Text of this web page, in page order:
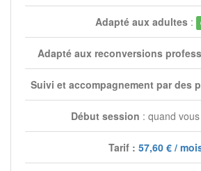
Adapté aux adultes:
Adapté aux reconversions
Suivi et accompagnement par des
Début session : quand
Tarif : 57,60 € /